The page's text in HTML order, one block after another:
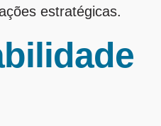
estratégicas.